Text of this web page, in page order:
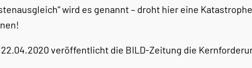
wird es genannt – droht hier eine
22.04.2020 veröffentlicht die BILD-Zeitung die